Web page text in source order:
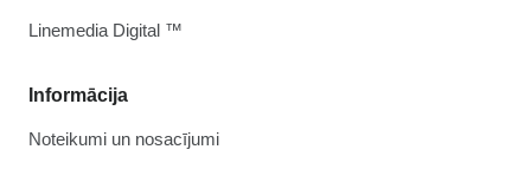
Informācija
Noteikumi un nosacījumi
Linemedia Digital ™